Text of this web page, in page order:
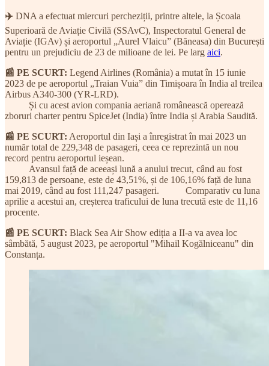
✈️ DNA a efectuat miercuri percheziții, printre altele, la Școala
Superioară de Aviație Civilă (SSAvC), Inspectoratul General de
Aviație (IGAv) și aeroportul „Aurel Vlaicu” (Băneasa) din București
pentru un prejudiciu de 23 de milioane de lei. Pe larg aici.
📰 PE SCURT: Legend Airlines (România) a mutat în 15 iunie
2023 de pe aeroportul „Traian Vuia” din Timișoara în India al treilea
Airbus A340-300 (YR-LRD).
Și cu acest avion compania aeriană românească operează
zboruri charter pentru SpiceJet (India) între India și Arabia Saudită.
📰 PE SCURT: Aeroportul din Iași a înregistrat în mai 2023 un
număr total de 229,348 de pasageri, ceea ce reprezintă un nou
record pentru aeroportul ieșean.
Avansul față de aceeași lună a anului trecut, când au fost
159,813 de persoane, este de 43,51%, și de 106,16% față de luna
mai 2019, când au fost 111,247 pasageri. Comparativ cu luna
aprilie a acestui an, creșterea traficului de luna trecută este de 11,16
procente.
📰 PE SCURT: Black Sea Air Show ediția a II-a va avea loc
sâmbătă, 5 august 2023, pe aeroportul "Mihail Kogălniceanu" din
Constanța.